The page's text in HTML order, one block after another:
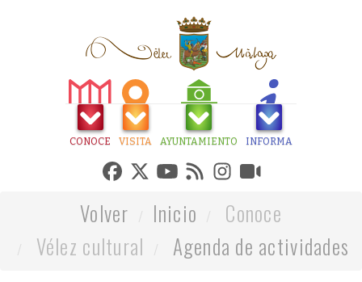
CONOCE VISITA AYUNTAMIENTO INFORMA
Volver Inicio
Conoce
Vélez cultural
Agenda de actividades